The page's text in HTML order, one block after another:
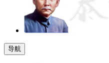
导航